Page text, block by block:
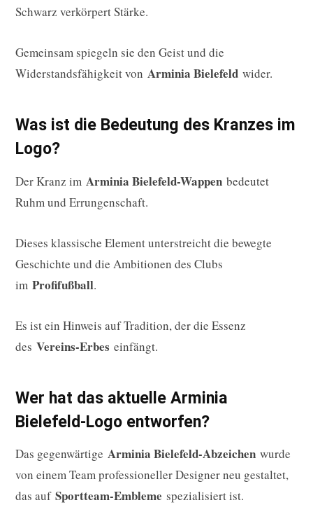
Schwarz verkörpert Stärke.
Gemeinsam spiegeln sie den Geist und die
Widerstandsfähigkeit von Arminia Bielefeld wider.
Was ist die Bedeutung des Kranzes im
Logo?
Der Kranz im Arminia Bielefeld-Wappen bedeutet
Ruhm und Errungenschaft.
Dieses klassische Element unterstreicht die bewegte
Geschichte und die Ambitionen des Clubs
im Profifußball.
Es ist ein Hinweis auf Tradition, der die Essenz
des Vereins-Erbes einfängt.
Wer hat das aktuelle Arminia
Bielefeld-Logo entworfen?
Das gegenwärtige Arminia Bielefeld-Abzeichen wurde
von einem Team professioneller Designer neu gestaltet,
das auf Sportteam-Embleme spezialisiert ist.